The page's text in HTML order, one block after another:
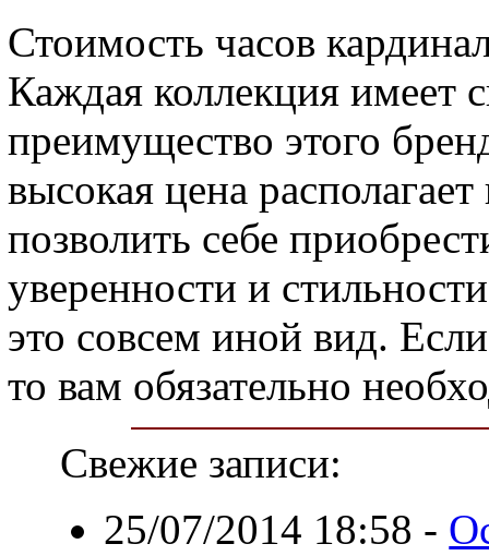
Стоимость часов
Каждая коллекция имеет
преимущество этого
высокая цена
позволить себе
уверенности и
это совсем иной вид.
то вам обязательно
Свежие записи:
25/07/2014 18:58 -